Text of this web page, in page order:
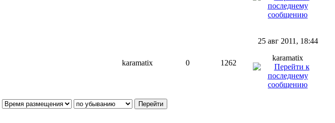
karamatix 0 1262
25 авг 2011, 18:44
karamatix